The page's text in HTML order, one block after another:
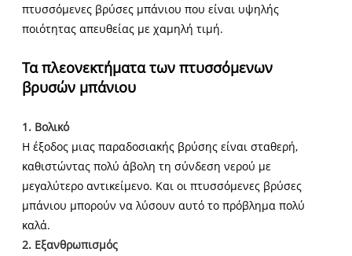
πτυσσόμενες βρύσες μπάνιου που είναι υψηλής
ποιότητας απευθείας με χαμηλή τιμή.
Τα πλεονεκτήματα των πτυσσόμενων
βρυσών μπάνιου
1. Βολικό
Η έξοδος μιας παραδοσιακής βρύσης είναι σταθερή,
καθιστώντας πολύ άβολη τη σύνδεση νερού με
μεγαλύτερο αντικείμενο. Και οι πτυσσόμενες βρύσες
μπάνιου μπορούν να λύσουν αυτό το πρόβλημα πολύ
καλά.
2. Εξανθρωπισμός